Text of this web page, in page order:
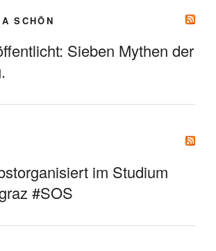
SCHÖN
Sieben Mythen der
im Studium
#SOS